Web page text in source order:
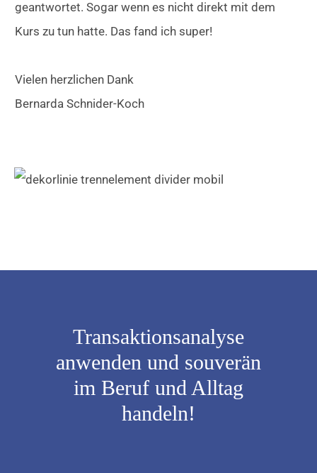
geantwortet. Sogar wenn es nicht direkt mit dem
Kurs zu tun hatte. Das fand ich super!
Vielen herzlichen Dank
Bernarda Schnider-Koch
Transaktionsanalyse
anwenden und souverän
im Beruf und Alltag
handeln!